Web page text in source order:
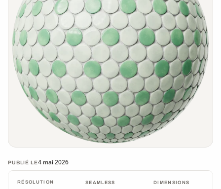
PUBLIÉ LE4 mai 2026
RÉSOLUTION SEAMLESS DIMENSIONS